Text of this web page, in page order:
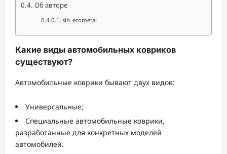
Об авторе
sib_ecometal
Какие виды автомобильных ковриков
существуют?
Автомобильные коврики бывают двух видов:
Универсальные;
Специальные автомобильные коврики,
разработанные для конкретных моделей
автомобилей.